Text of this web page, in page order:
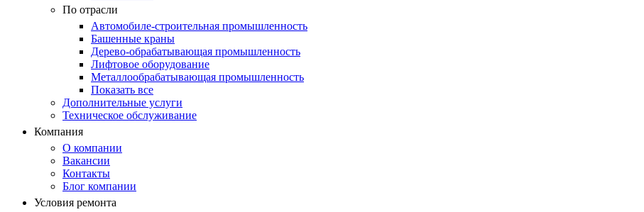
По отрасли
Автомобиле-строительная промышленность
Башенные краны
Дерево-обрабатывающая промышленность
Лифтовое оборудование
Металлообрабатывающая промышленность
Показать все
Дополнительные услуги
Техническое обслуживание
Компания
О компании
Вакансии
Контакты
Блог компании
Условия ремонта